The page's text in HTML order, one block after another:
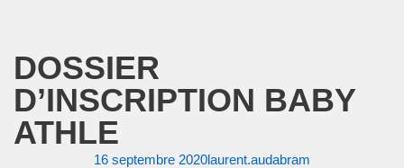
DOSSIER
D’INSCRIPTION BABY
ATHLE
16 septembre 2020laurent.audabram